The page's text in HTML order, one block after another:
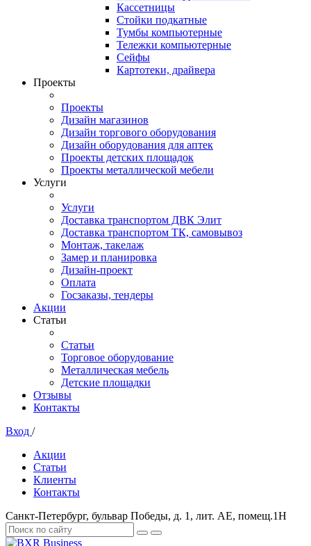
Кассетницы
Стойки подкатные
Тумбы компьютерные
Тележки компьютерные
Сейфы
Картотеки, драйвера
Проекты
Проекты
Дизайн магазинов
Дизайн торгового оборудования
Дизайн оборудования для аптек
Проекты детских площадок
Проекты металлической мебели
Услуги
Услуги
Доставка транспортом ДВК Элит
Доставка транспортом ТК, самовывоз
Монтаж, такелаж
Замер и планировка
Дизайн-проект
Оплата
Госзаказы, тендеры
Акции
Статьи
Статьи
Торговое оборудование
Металлическая мебель
Детские площадки
Отзывы
Контакты
Вход /
Акции
Статьи
Клиенты
Контакты
Санкт-Петербург, бульвар Победы, д. 1, лит. АЕ, помещ.1Н